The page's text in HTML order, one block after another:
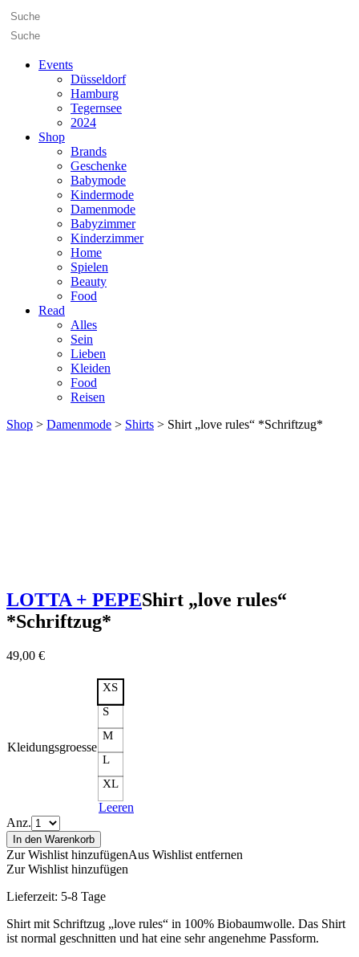
Events
Düsseldorf
Hamburg
Tegernsee
2024
Shop
Brands
Geschenke
Babymode
Kindermode
Damenmode
Babyzimmer
Kinderzimmer
Home
Spielen
Beauty
Food
Read
Alles
Sein
Lieben
Kleiden
Food
Reisen
Shop > Damenmode > Shirts > Shirt „love rules“ *Schriftzug*
LOTTA + PEPEShirt „love rules“
*Schriftzug*
49,00 €
Kleidungsgroesse
XS
S
M
L
XL
Leeren
Anz.
In den Warenkorb
Zur Wishlist hinzufügenAus Wishlist entfernen
Zur Wishlist hinzufügen
Lieferzeit: 5-8 Tage
Shirt mit Schriftzug „love rules“ in 100% Biobaumwolle. Das Shirt
ist normal geschnitten und hat eine sehr angenehme Passform.